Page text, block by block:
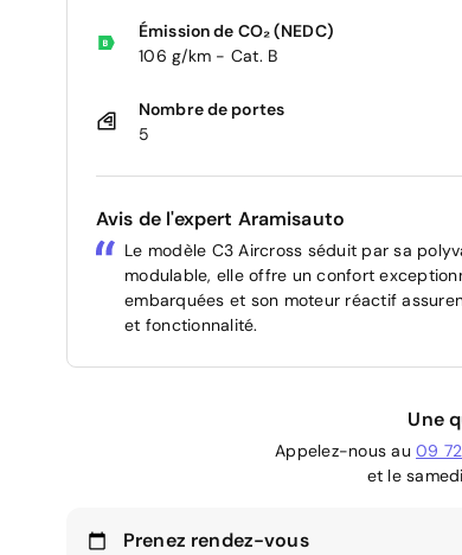
Émission de CO₂ (NEDC)
106 g/km - Cat. B
Nombre de portes
5
Avis de l'expert Aramisauto
Le modèle C3 Aircross séduit par sa
modulable, elle offre un confort
embarquées et son moteur réactif
et fonctionnalité.
Une
Appelez-nous au 09
et le
Prenez rendez-vous